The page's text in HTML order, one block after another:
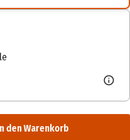
den Warenkorb